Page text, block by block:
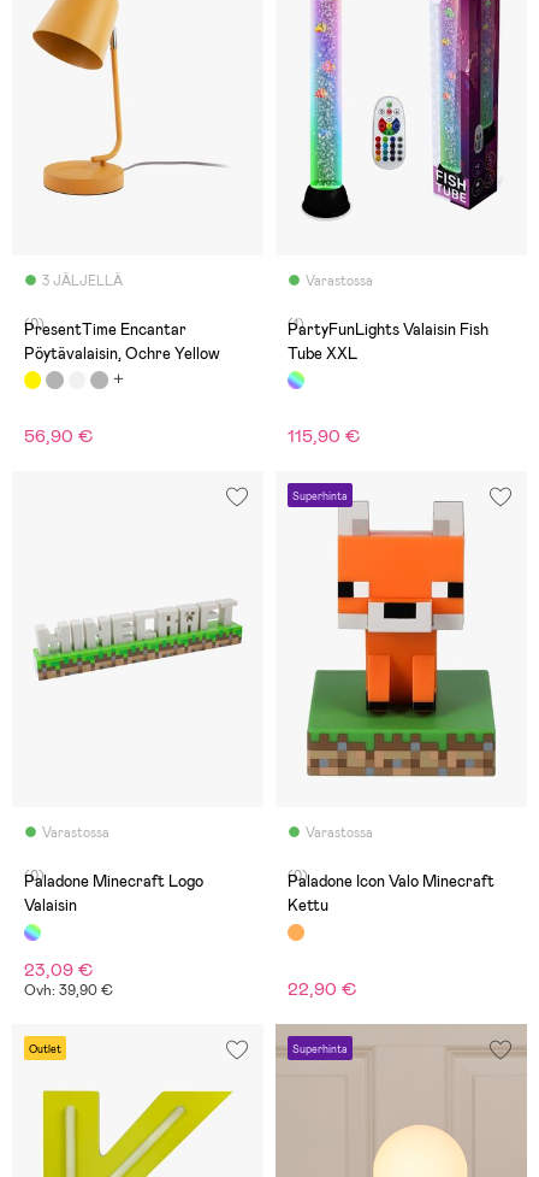
3 JÄLJELLÄ
(0)
PresentTime Encantar
Pöytävalaisin, Ochre Yellow
56,90 €
Varastossa
(1)
PartyFunLights Valaisin Fish
Tube XXL
115,90 €
Varastossa
(0)
Paladone Minecraft Logo
Valaisin
23,09 €
Ovh: 39,90 €
Superhinta
Varastossa
(0)
Paladone Icon Valo Minecraft
Kettu
22,90 €
Outlet Superhinta